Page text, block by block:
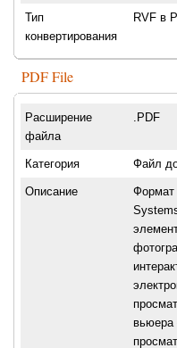
Тип
конвертирования
RVF в
PDF File
Расширение
файла
.PDF
Категория Файл
Описание
Формат
вьюера